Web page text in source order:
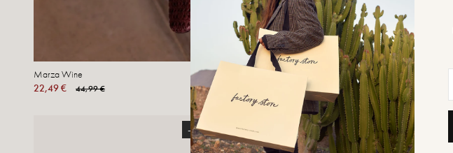
Marza Wine
22,49 €
44,99 €
Genna Chocolat
139,99 €
-50.01% -50.01%